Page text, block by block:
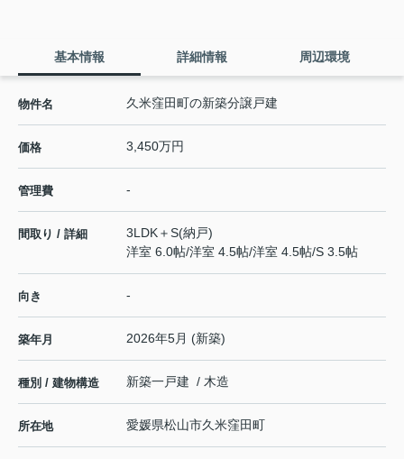
基本情報 詳細情報 周辺環境
物件名 久米窪田町の新築分譲戸建
価格 3,450万円
管理費 -
間取り / 詳細
3LDK＋S(納戸)
洋室 6.0帖/洋室 4.5帖/洋室 4.5帖/S 3.5帖
向き -
築年月 2026年5月 (新築)
種別 / 建物構造 新築一戸建 / 木造
所在地 愛媛県松山市久米窪田町